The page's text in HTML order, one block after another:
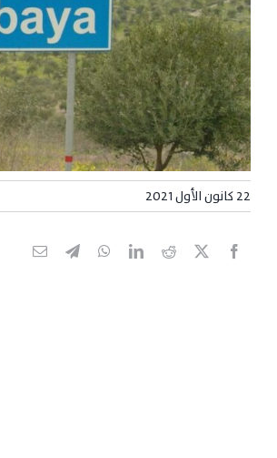
22 كانون الأول 2021